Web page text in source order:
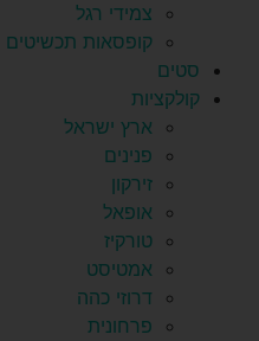
צמידי רגל
קופסאות תכשיטים
סטים
קולקציות
ארץ ישראל
פנינים
זירקון
אופאל
טורקיז
אמטיסט
דרוזי כהה
פרחונית